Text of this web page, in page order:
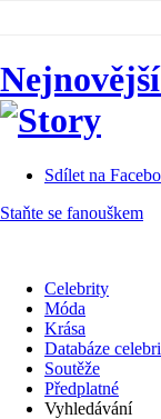
Sdílet na
Staňte se fanouškem
Celebrity
Móda
Krása
Databáze
Soutěže
Předplatné
Vyhledávání